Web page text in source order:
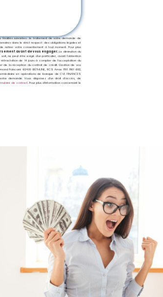
suivantes : le traitement de votre demande de
dans le strict respect des obligations légales et
retirer votre consentement à tout moment. Pour plus
avant de vous engager.La diminution du
ne peut être exigé d’un particulier, avant l’obtention
rétractation de 14 jours à compter de l’acceptation du
de la réception du contrat de crédit. Gestion de vos
Poincaré 62400 BÉTHUNE, RCS Arras 891 861 692,
en opérations de banque de CVL FINANCES
demande. Vous disposez d’un droit d’accès, de
de contact. Pour plus d’information concernant le